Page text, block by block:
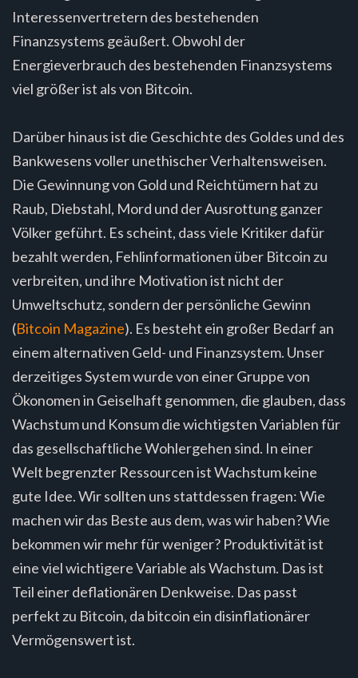
Interessenvertretern des bestehenden
Finanzsystems geäußert. Obwohl der
Energieverbrauch des bestehenden Finanzsystems
viel größer ist als von Bitcoin.
Darüber hinaus ist die Geschichte des Goldes und des
Bankwesens voller unethischer Verhaltensweisen.
Die Gewinnung von Gold und Reichtümern hat zu
Raub, Diebstahl, Mord und der Ausrottung ganzer
Völker geführt. Es scheint, dass viele Kritiker dafür
bezahlt werden, Fehlinformationen über Bitcoin zu
verbreiten, und ihre Motivation ist nicht der
Umweltschutz, sondern der persönliche Gewinn
(Bitcoin Magazine). Es besteht ein großer Bedarf an
einem alternativen Geld- und Finanzsystem. Unser
derzeitiges System wurde von einer Gruppe von
Ökonomen in Geiselhaft genommen, die glauben, dass
Wachstum und Konsum die wichtigsten Variablen für
das gesellschaftliche Wohlergehen sind. In einer
Welt begrenzter Ressourcen ist Wachstum keine
gute Idee. Wir sollten uns stattdessen fragen: Wie
machen wir das Beste aus dem, was wir haben? Wie
bekommen wir mehr für weniger? Produktivität ist
eine viel wichtigere Variable als Wachstum. Das ist
Teil einer deflationären Denkweise. Das passt
perfekt zu Bitcoin, da bitcoin ein disinflationärer
Vermögenswert ist.